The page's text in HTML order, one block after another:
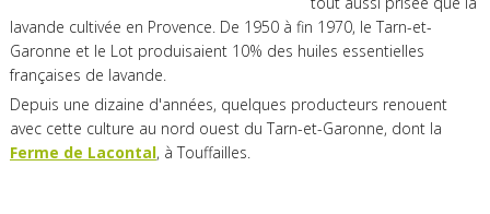
lavande cultivée en Provence. De 1950 à fin 1970, le Tarn-et-
Garonne et le Lot produisaient 10% des huiles essentielles
françaises de lavande.
Depuis une dizaine d'années, quelques producteurs renouent
avec cette culture au nord ouest du Tarn-et-Garonne, dont la
Ferme de Lacontal, à Touffailles.